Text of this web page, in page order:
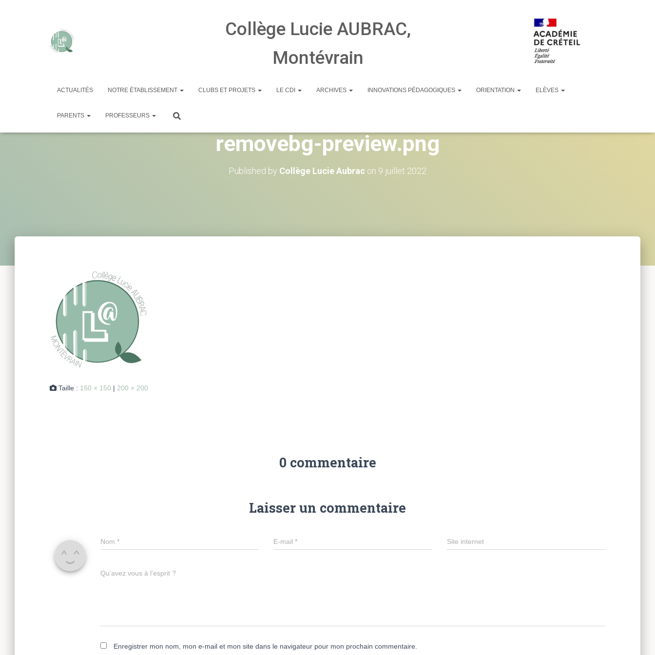
Collège Lucie AUBRAC,
Montévrain
ACTUALITÉS NOTRE ÉTABLISSEMENT CLUBS ET PROJETS LE CDI ARCHIVES INNOVATIONS PÉDAGOGIQUES ORIENTATION ELÈVES
PARENTS PROFESSEURS
cropped-cropped-IMG-20220701-WA0006-
removebg-preview.png
Published by Collège Lucie Aubrac on 9 juillet 2022
Taille : 150 × 150 | 200 × 200
0 commentaire
Laisser un commentaire
Nom * E-mail* Site internet
Qu’avez vous à l’esprit ?
Enregistrer mon nom, mon e-mail et mon site dans le navigateur pour mon prochain commentaire.